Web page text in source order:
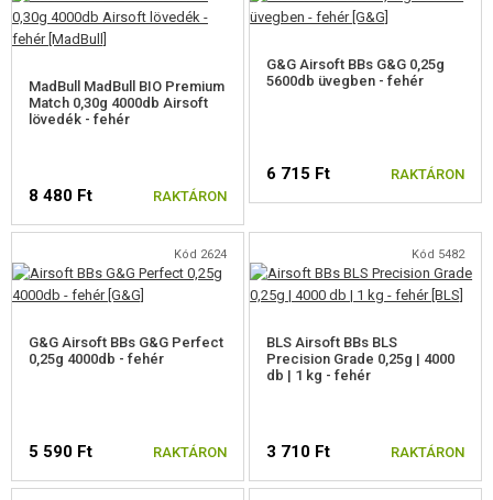
MadBull MadBull BIO Premium
Match 0,30g 4000db Airsoft
lövedék - fehér
8 480 Ft RAKTÁRON
G&G Airsoft BBs G&G 0,25g
5600db üvegben - fehér
6 715 Ft RAKTÁRON
Kód 2624
G&G Airsoft BBs G&G Perfect
0,25g 4000db - fehér
5 590 Ft RAKTÁRON
Kód 5482
BLS Airsoft BBs BLS
Precision Grade 0,25g | 4000
db | 1 kg - fehér
3 710 Ft RAKTÁRON